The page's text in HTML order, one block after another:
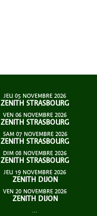
JEU 05 NOVEMBRE 2026
ZENITH STRASBOURG
VEN 06 NOVEMBRE 2026
ZENITH STRASBOURG
SAM 07 NOVEMBRE 2026
ZENITH STRASBOURG
DIM 08 NOVEMBRE 2026
ZENITH STRASBOURG
JEU 19 NOVEMBRE 2026
ZENITH DIJON
VEN 20 NOVEMBRE 2026
ZENITH DIJON
...